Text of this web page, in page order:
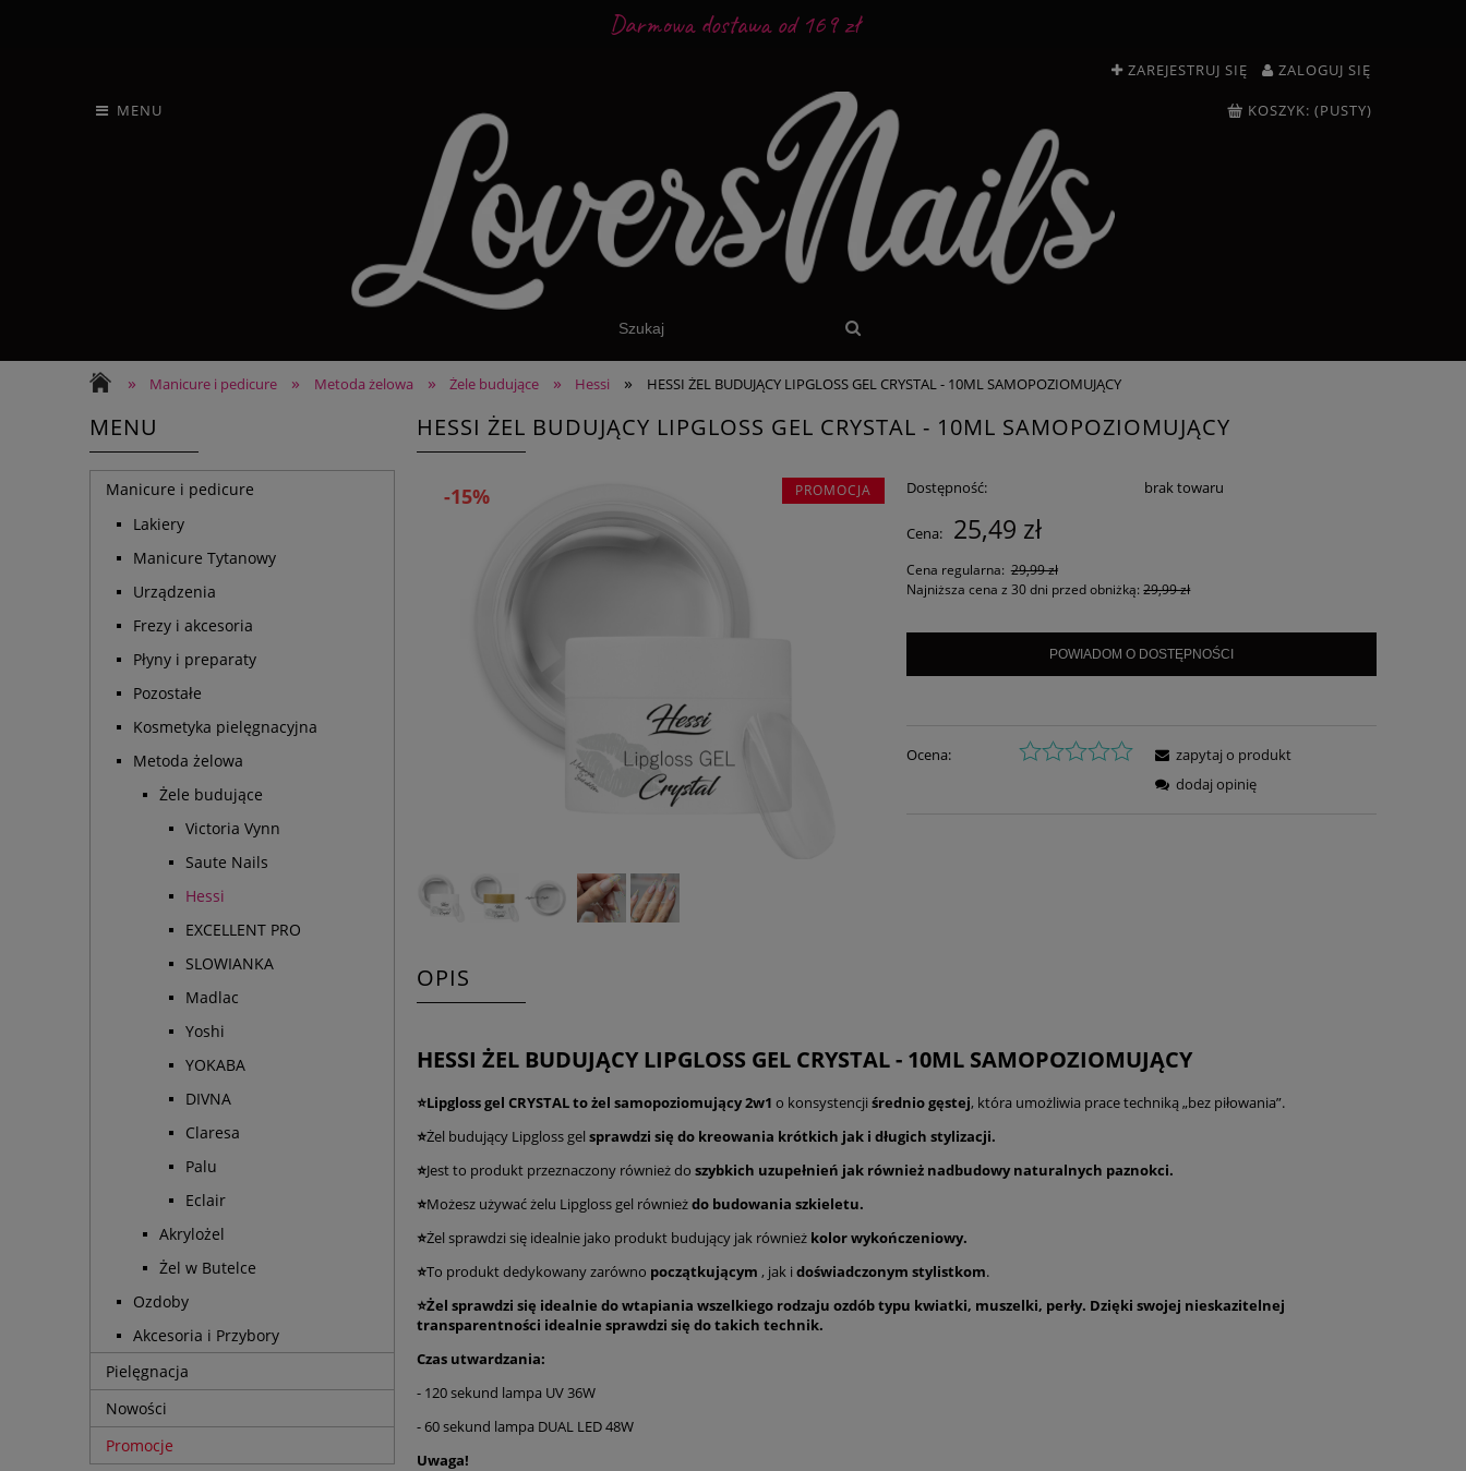
Darmowa dostawa od 169 zł
ZAREJESTRUJ SIĘ ZALOGUJ SIĘ
MENU KOSZYK: (PUSTY)
» Manicure i pedicure » Metoda żelowa » Żele budujące » Hessi » HESSI ŻEL BUDUJĄCY LIPGLOSS GEL CRYSTAL - 10ML SAMOPOZIOMUJĄCY
MENU
Manicure i pedicure
Lakiery
Manicure Tytanowy
Urządzenia
Frezy i akcesoria
Płyny i preparaty
Pozostałe
Kosmetyka pielęgnacyjna
Metoda żelowa
Żele budujące
Victoria Vynn
Saute Nails
Hessi
EXCELLENT PRO
SLOWIANKA
Madlac
Yoshi
YOKABA
DIVNA
Claresa
Palu
Eclair
Akrylożel
Żel w Butelce
Ozdoby
Akcesoria i Przybory
Pielęgnacja
Nowości
Promocje
HESSI ŻEL BUDUJĄCY LIPGLOSS GEL CRYSTAL - 10ML SAMOPOZIOMUJĄCY
PROMOCJA
-15% Dostępność: brak towaru
Cena: 25,49 zł
Cena regularna: 29,99 zł
Najniższa cena z 30 dni przed obniżką:29,99 zł
POWIADOM O DOSTĘPNOŚCI
Ocena:
zapytaj o produkt
dodaj opinię
OPIS
HESSI ŻEL BUDUJĄCY LIPGLOSS GEL CRYSTAL - 10ML SAMOPOZIOMUJĄCY
⭐Lipgloss gel CRYSTAL to żel samopoziomujący 2w1 o konsystencji średnio gęstej, która umożliwia prace techniką „bez piłowania”.
⭐Żel budujący Lipgloss gel sprawdzi się do kreowania krótkich jak i długich stylizacji.
⭐Jest to produkt przeznaczony również do szybkich uzupełnień jak również nadbudowy naturalnych paznokci.
⭐Możesz używać żelu Lipgloss gel równieżdo budowania szkieletu.
⭐Żel sprawdzi się idealnie jako produkt budujący jak również kolor wykończeniowy.
⭐To produkt dedykowany zarówno początkującym , jak i doświadczonym stylistkom.
⭐Żel sprawdzi się idealnie do wtapiania wszelkiego rodzaju ozdób typu kwiatki, muszelki, perły. Dzięki swojej nieskazitelnej
transparentności idealnie sprawdzi się do takich technik.
Czas utwardzania:
- 120 sekund lampa UV 36W
- 60 sekund lampa DUAL LED 48W
Uwaga!